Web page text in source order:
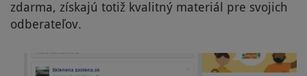
zdarma, získajú totiž kvalitný materiál pre svojich
odberateľov.